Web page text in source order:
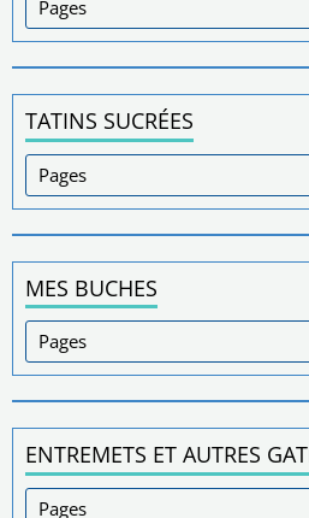
TATINS SUCRÉES
MES BUCHES
ENTREMETS ET AUTRES